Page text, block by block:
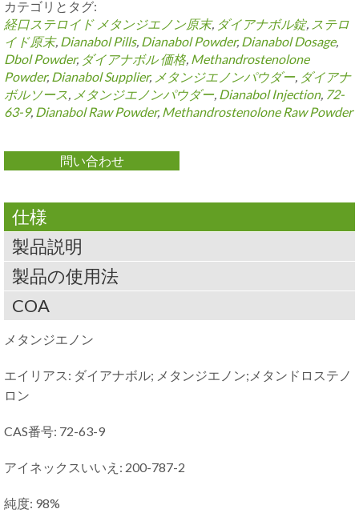
カテゴリとタグ:
経口ステロイド メタンジエノン原末, ダイアナボル錠, ステロ
イド原末, Dianabol Pills, Dianabol Powder, Dianabol Dosage,
Dbol Powder, ダイアナボル 価格, Methandrostenolone
Powder, Dianabol Supplier, メタンジエノンパウダー, ダイアナ
ボルソース, メタンジエノンパウダー, Dianabol Injection, 72-
63-9, Dianabol Raw Powder, Methandrostenolone Raw Powder
問い合わせ
仕様
製品説明
製品の使用法
COA
メタンジエノン
エイリアス: ダイアナボル; メタンジエノン;メタンドロステノ
ロン
CAS番号: 72-63-9
アイネックスいいえ: 200-787-2
純度: 98%